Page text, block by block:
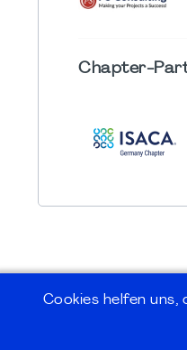
Chapter-
Cookies helfen